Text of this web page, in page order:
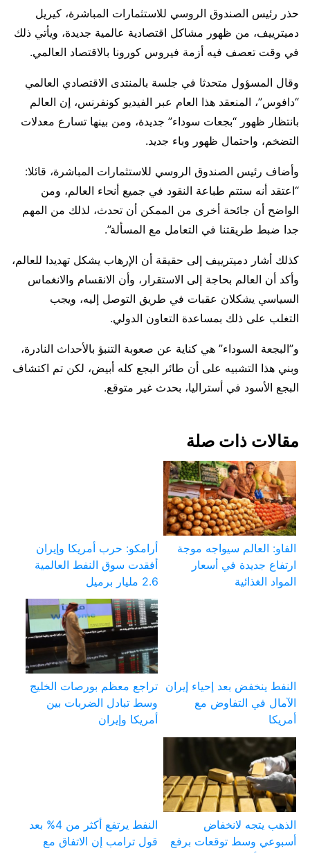
حذر رئيس الصندوق الروسي للاستثمارات المباشرة، كيريل
دميترييف، من ظهور مشاكل اقتصادية عالمية جديدة، ويأتي ذلك
في وقت تعصف فيه أزمة فيروس كورونا بالاقتصاد العالمي.
وقال المسؤول متحدثا في جلسة بالمنتدى الاقتصادي العالمي
“دافوس”، المنعقد هذا العام عبر الفيديو كونفرنس، إن العالم
بانتظار ظهور “بجعات سوداء” جديدة، ومن بينها تسارع معدلات
التضخم، واحتمال ظهور وباء جديد.
وأضاف رئيس الصندوق الروسي للاستثمارات المباشرة، قائلا:
“اعتقد أنه ستتم طباعة النقود في جميع أنحاء العالم، ومن
الواضح أن جائحة أخرى من الممكن أن تحدث، لذلك من المهم
جدا ضبط طريقتنا في التعامل مع المسألة”.
كذلك أشار دميترييف إلى حقيقة أن الإرهاب يشكل تهديدا للعالم،
وأكد أن العالم بحاجة إلى الاستقرار، وأن الانقسام والانغماس
السياسي يشكلان عقبات في طريق التوصل إليه، ويجب
التغلب على ذلك بمساعدة التعاون الدولي.
و”البجعة السوداء” هي كناية عن صعوبة التنبؤ بالأحداث النادرة،
وبني هذا التشبيه على أن طائر البجع كله أبيض، لكن تم اكتشاف
البجع الأسود في أستراليا، بحدث غير متوقع.
مقالات ذات صلة
الفاو: العالم سيواجه موجة
ارتفاع جديدة في أسعار
المواد الغذائية
أرامكو: حرب أمريكا وإيران
أفقدت سوق النفط العالمية
2.6 مليار برميل
النفط ينخفض بعد إحياء إيران
الآمال في التفاوض مع
أمريكا
تراجع معظم بورصات الخليج
وسط تبادل الضربات بين
أمريكا وإيران
الذهب يتجه لانخفاض
أسبوعي وسط توقعات برفع
النفط يرتفع أكثر من 4% بعد
قول ترامب إن الاتفاق مع